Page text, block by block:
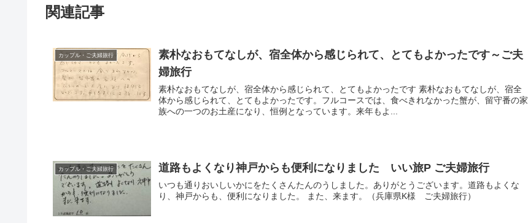
関連記事
カップル・ご夫婦旅行
素朴なおもてなしが、宿全体から感じられて、とてもよかったです～ご夫
婦旅行
素朴なおもてなしが、宿全体から感じられて、とてもよかったです 素朴なおもてなしが、宿全
体から感じられて、とてもよかったです。フルコースでは、食べきれなかった蟹が、留守番の家
族への一つのお土産になり、恒例となっています。来年もよ...
カップル・ご夫婦旅行 道路もよくなり神戸からも便利になりました いい旅P ご夫婦旅行
いつも通りおいしいかにをたくさんたんのうしました。ありがとうございます。道路もよくな
り、神戸からも、便利になりました。 また、来ます。（兵庫県K様 ご夫婦旅行）